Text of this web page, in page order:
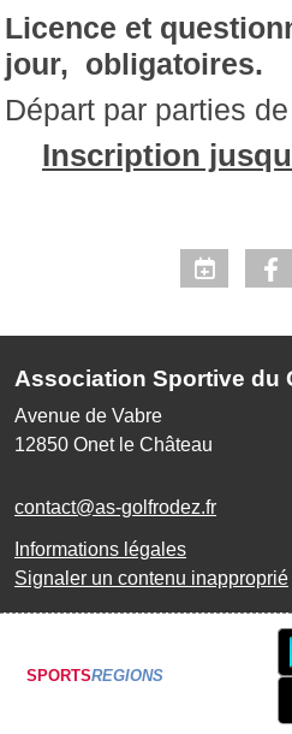
Licence et
jour, obligatoires.
Départ par parties
Inscription
Association Sportive du
Avenue de Vabre
12850 Onet le Château
contact@as-golfrodez.fr
Informations légales
Signaler un contenu inapproprié
SPORTSREGIONS